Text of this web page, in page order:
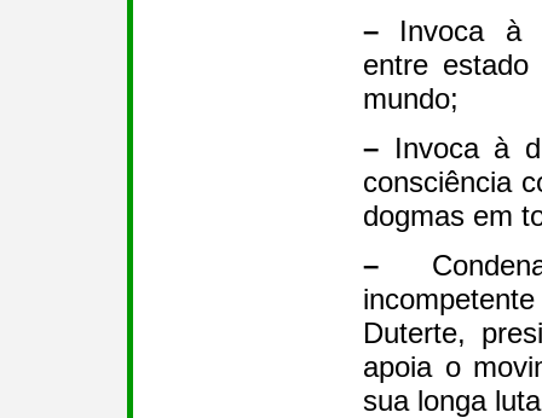
– Invoca à
entre
mundo;
– Invoca à
consciência
dogmas em
–
Duterte,
apoia o
sua longa